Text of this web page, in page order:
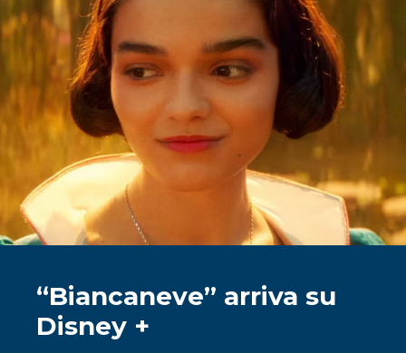
“Biancaneve” arriva su
Disney +